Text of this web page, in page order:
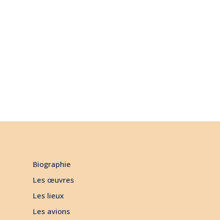
Biographie
Les œuvres
Les lieux
Les avions